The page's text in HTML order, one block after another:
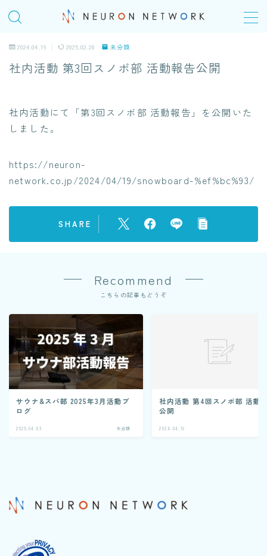
MENU
COMPANY
＠Homeday
個人の成長シナリオ、キャリアパス
クレジットカード業務システム開発
Microsoft 製品導入サービス​
Webアプリケーション開発​
PLMシステム開発
コンサルティングサービス
人事給与ERP導入支援コンサルティング
Microsoft365 導入・運用支援サービス
教師データ作成代行サービス
DX物流 AGF・AMR
BLOG
2024.04.19 2025.02.28 未分類
社内活動 第3回スノボ部 活動報告公開
社内活動にて「第3回スノボ部 活動報告」を公開いた
しました。
https://neuron-
network.co.jp/2024/04/19/snowboard-%ef%bc%93/
SHARE
Recommend
こちらの記事もどうぞ
サウナ&スパ部 2025年3月活動ブ
ログ
2025.04.03 未分類
社内活動 第4回スノボ部 活動
公開
2024.04.19